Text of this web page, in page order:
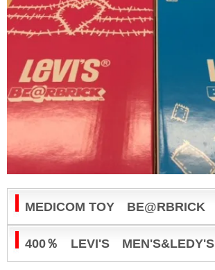
MEDICOM TOY BE@RBRICK
400％ LEVI'S MEN'S&LEDY'S